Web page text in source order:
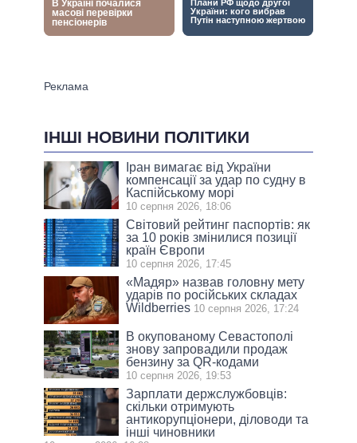
ІНШІ НОВИНИ ПОЛІТИКИ
Іран вимагає від України
компенсації за удар по судну в
Каспійському морі
10 серпня 2026, 18:06
Світовий рейтинг паспортів: як
за 10 років змінилися позиції
країн Європи
10 серпня 2026, 17:45
«Мадяр» назвав головну мету
ударів по російських складах
Wildberries 10 серпня 2026, 17:24
В окупованому Севастополі
знову запровадили продаж
бензину за QR-кодами
10 серпня 2026, 19:53
Зарплати держслужбовців:
скільки отримують
антикорупціонери, діловоди та
інші чиновники